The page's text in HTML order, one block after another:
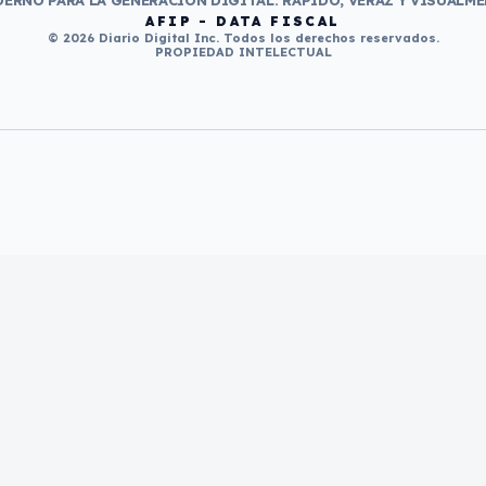
AFIP - DATA FISCAL
© 2026 Diario Digital Inc. Todos los derechos reservados.
PROPIEDAD INTELECTUAL